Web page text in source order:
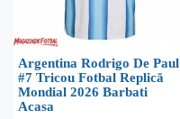
Argentina Rodrigo De Paul
#7 Tricou Fotbal Replică
Mondial 2026 Barbati
Acasa